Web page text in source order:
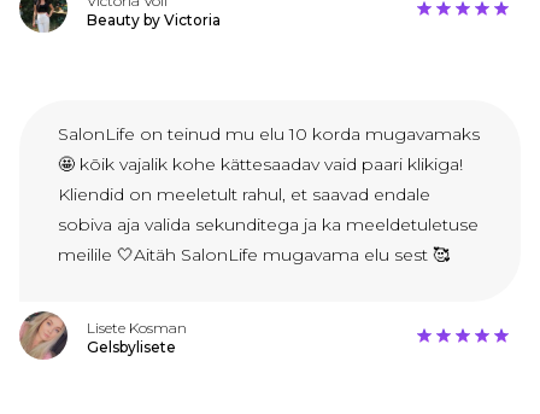
Beauty by Victoria
SalonLife on teinud mu elu 10 korda mugavamaks
🤩 kõik vajalik kohe kättesaadav vaid paari klikiga!
Kliendid on meeletult rahul, et saavad endale
sobiva aja valida sekunditega ja ka meeldetuletuse
meilile 🤍Aitäh SalonLife mugavama elu sest 🥰
Lisete Kosman
Gelsbylisete